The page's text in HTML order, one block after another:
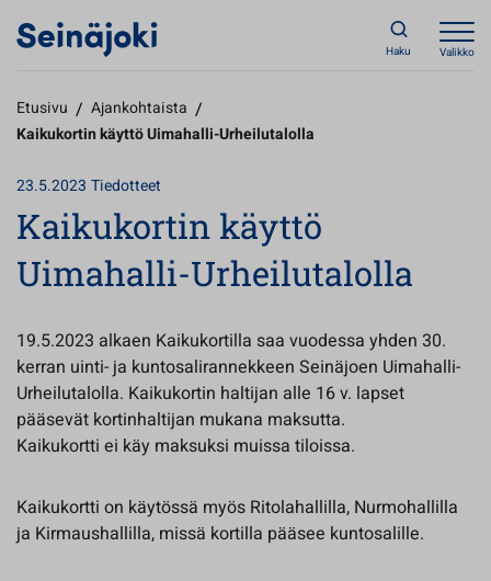
Haku Valikko
Etusivu / Ajankohtaista /
Kaikukortin käyttö Uimahalli-Urheilutalolla
23.5.2023 Tiedotteet
Kaikukortin käyttö
Uimahalli-Urheilutalolla
19.5.2023 alkaen Kaikukortilla saa vuodessa yhden 30.
kerran uinti- ja kuntosalirannekkeen Seinäjoen Uimahalli-
Urheilutalolla. Kaikukortin haltijan alle 16 v. lapset
pääsevät kortinhaltijan mukana maksutta.
Kaikukortti ei käy maksuksi muissa tiloissa.
Kaikukortti on käytössä myös Ritolahallilla, Nurmohallilla
ja Kirmaushallilla, missä kortilla pääsee kuntosalille.